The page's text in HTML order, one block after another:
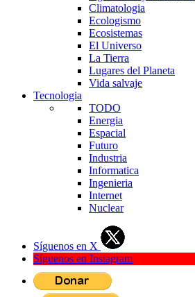
Climatologia
Ecologismo
Ecosistemas
El Universo
La Tierra
Lugares del Planeta
Vida salvaje
Tecnologia
TODO
Energia
Espacial
Futuro
Industria
Informatica
Ingenieria
Internet
Nuclear
Síguenos en X
Síguenos en Instagram